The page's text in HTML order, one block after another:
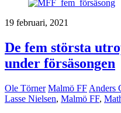
19 februari, 2021
De fem största
under försäsongen
Ole Törner Malmö FF Anders
Lasse Nielsen, Malmö FF,